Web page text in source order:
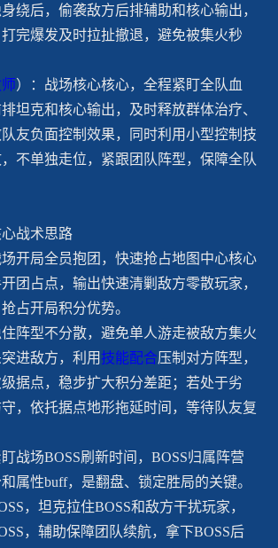
绕后，偷袭敌方后排辅助和核心输出，
完爆发及时拉扯撤退，避免被集火秒
）：战场核心核心，全程紧盯全队血
坦克和核心输出，及时释放群体治疗、
友负面控制效果，同时利用小型控制技
不单独走位，紧跟团队阵型，保障全队
战术思路
开局全员抱团，快速抢占地图中心核心
团占点，输出快速清剿敌方零散玩家，
占开局积分优势。
阵型不分散，避免单人游走被敌方集火
进敌方，利用技能配合压制对方阵型，
据点，稳步扩大积分差距；若处于劣
，依托据点地形拖延时间，等待队友复
战场BOSS刷新时间，BOSS归属阵营
属性buff，是翻盘、锁定胜局的关键。
，坦克拉住BOSS和敌方干扰玩家，
，辅助保障团队续航，拿下BOSS后